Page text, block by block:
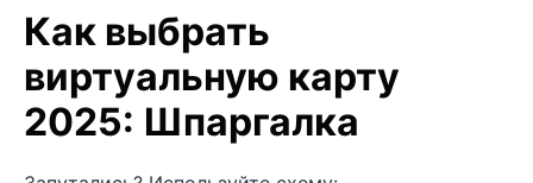
Как выбрать
виртуальную карту
2025: Шпаргалка